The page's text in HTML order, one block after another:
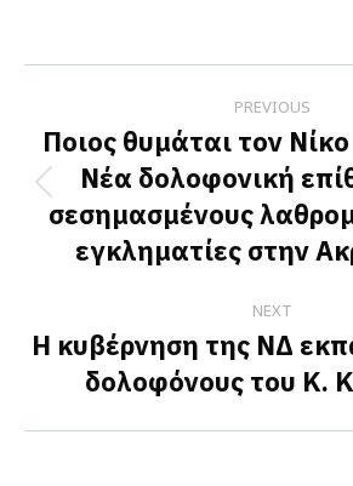
Facebook
X
navigation
PREVIOUS
Previous
post:
Ποιος θυμάται τον
Νέα δολοφονική
σεσημασμένους
εγκληματίες στην
NEXT
Next
post:
Η κυβέρνηση της ΝΔ
δολοφόνους του Κ.